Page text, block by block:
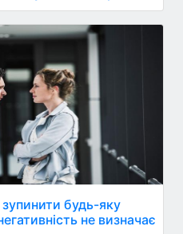
будь-яку
не визначає